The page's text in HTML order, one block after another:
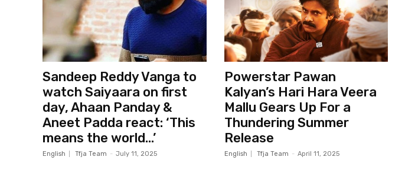
Sandeep Reddy Vanga to
watch Saiyaara on first
day, Ahaan Panday &
Aneet Padda react: ‘This
means the world…’
English Tfja Team - July 11, 2025
Powerstar Pawan
Kalyan’s Hari Hara Veera
Mallu Gears Up For a
Thundering Summer
Release
English Tfja Team - April 11, 2025